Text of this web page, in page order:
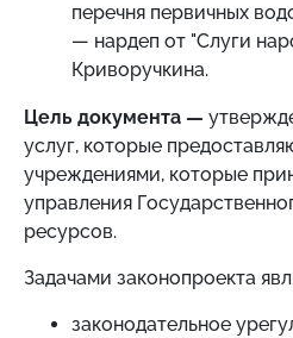
перечня первичных
— нардеп от "Слуги
Криворучкина.
Цель документа —
услуг, которые
учреждениями, которые
управления
ресурсов.
Задачами законопроекта
законодательное